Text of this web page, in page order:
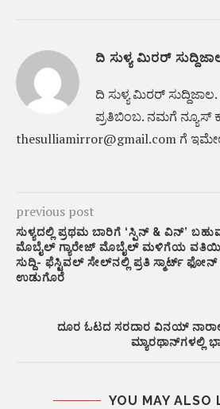
ದಿ ಸುಳ್ಯ ಮಿರರ್
ದಿ ಸುಳ್ಯ ಮಿರರ್‌
ಪ್ರತಿಬಿಂಬ. ನಮಗೆ ನ್ಯೂಸ್‌
thesulliamirror@gmail.com ಗೆ
previous post
ಸುಳ್ಯದಲ್ಲಿ ಪ್ರಥಮ ಬಾರಿಗೆ ‘ಸ್ಪಿನ್ & ವಿನ್’
ಮೊಬೈಲ್ ಗ್ಯಾರೇಜ್ ಮೊಬೈಲ್ ಮಳಿಗೆಯ
ಸುದ್ದಿ- ಫೆಸ್ಟಿವಲ್ ಸೇಲ್‌ನಲ್ಲಿ ಪ್ರತಿ ಸ್ಮಾರ್ಟ್
ಉಡುಗೊರೆ
ದೂರ ಓಟದ ಸರದಾರ ವಿನಯ್
ಮ್ಯಾರಥಾನ್‌ಗಳಲ್ಲಿ
YOU MAY ALSO